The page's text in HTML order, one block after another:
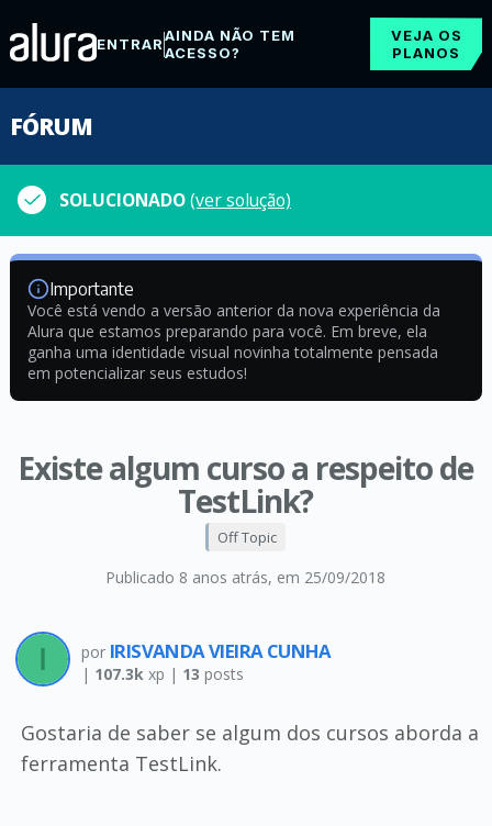
ENTRARAINDA NÃO TEM
ACESSO?
VEJA OS
PLANOS
FÓRUM
SOLUCIONADO(ver solução)
Importante
Você está vendo a versão anterior da nova experiência da
Alura que estamos preparando para você. Em breve, ela
ganha uma identidade visual novinha totalmente pensada
em potencializar seus estudos!
Existe algum curso a respeito de
TestLink?
Publicado 8 anos atrás, em 25/09/2018
Off Topic
por IRISVANDA VIEIRA CUNHA
| 107.3kxp | 13 posts
Gostaria de saber se algum dos cursos aborda a
ferramenta TestLink.